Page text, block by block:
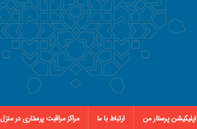
اپلیکیشن پرستار من ارتباط با ما مراکز مراقبت پرستاری در منزل